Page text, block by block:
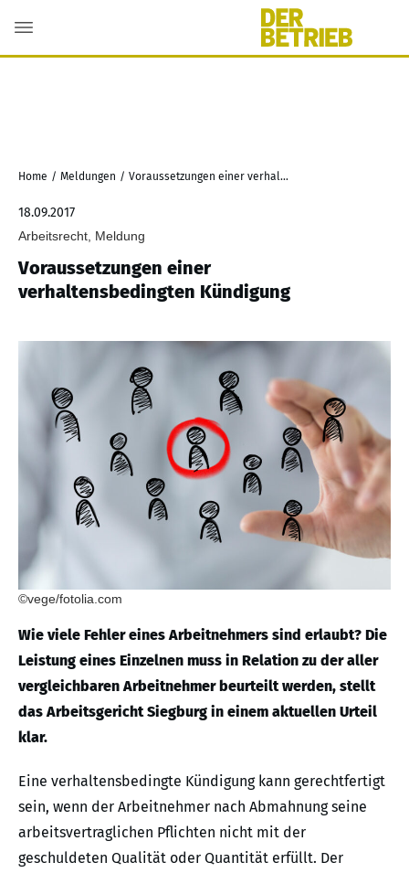
Home / Meldungen / Voraussetzungen einer verhaltensbedingten Kündigung
18.09.2017
Arbeitsrecht, Meldung
Voraussetzungen einer
verhaltensbedingten Kündigung
©vege/fotolia.com
Wie viele Fehler eines Arbeitnehmers sind erlaubt? Die
Leistung eines Einzelnen muss in Relation zu der aller
vergleichbaren Arbeitnehmer beurteilt werden, stellt
das Arbeitsgericht Siegburg in einem aktuellen Urteil
klar.
Eine verhaltensbedingte Kündigung kann gerechtfertigt
sein, wenn der Arbeitnehmer nach Abmahnung seine
arbeitsvertraglichen Pflichten nicht mit der
geschuldeten Qualität oder Quantität erfüllt. Der